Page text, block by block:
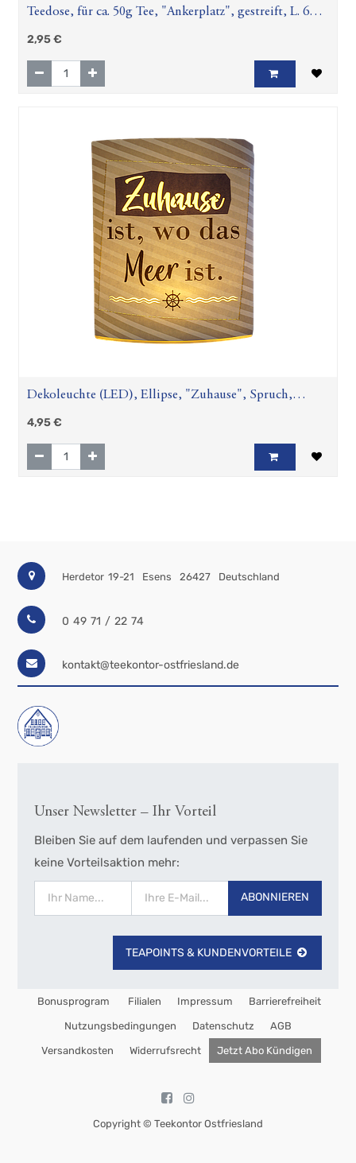
Teedose, für ca. 50g Tee, "Ankerplatz", gestreift, L. 6
cm, B. 6 cm, H. 8,5 cm
2,95€
Dekoleuchte (LED), Ellipse, "Zuhause", Spruch,
gestreift, Papier, creme, L. 6 cm, B. 13 cm, H. 16 cm
4,95€
Herdetor 19-21 Esens 26427 Deutschland
0 49 71 / 22 74
kontakt@teekontor-ostfriesland.de
Unser Newsletter – Ihr Vorteil
Bleiben Sie auf dem laufenden und verpassen Sie
keine Vorteilsaktion mehr:
ABONNIEREN
TEAPOINTS & KUNDENVORTEILE
Bonusprogram Filialen Impressum Barrierefreiheit
Nutzungsbedingungen Datenschutz AGB
Versandkosten Widerrufsrecht Jetzt Abo Kündigen
Copyright © Teekontor Ostfriesland